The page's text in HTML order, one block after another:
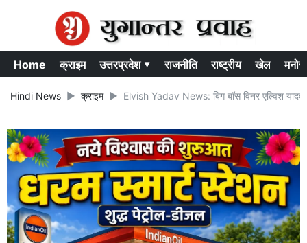
Home क्राइम उत्तरप्रदेश ▾ राजनीति राष्ट्रीय खेल
Hindi News क्राइम Elvish Yadav News: बिग बॉस विनर एल्विश यादव